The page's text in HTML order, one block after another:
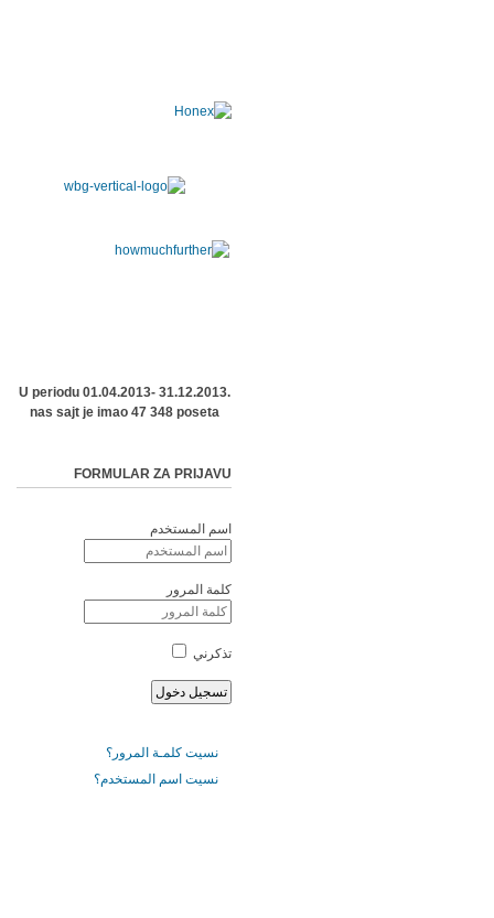
U periodu 01.04.2013- 31.12.2013.
nas sajt je imao 47 348 poseta
FORMULAR ZA PRIJAVU
اسم المستخدم
كلمة المرور
تذكرني
نسيت كلمـة المرور؟
نسيت اسم المستخدم؟